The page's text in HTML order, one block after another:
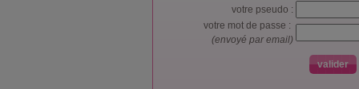
votre pseudo :
votre mot de passe :
(envoyé par email)